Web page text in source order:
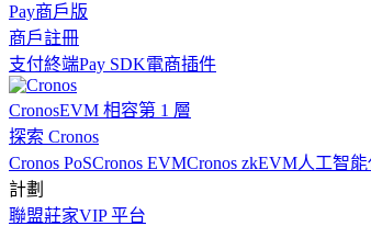
Pay商戶版
商戶註冊
支付終端Pay SDK電商插件
CronosEVM 相容第 1 層
探索 Cronos
Cronos PoSCronos EVMCronos zkEVM人工智
計劃
聯盟莊家VIP 平台